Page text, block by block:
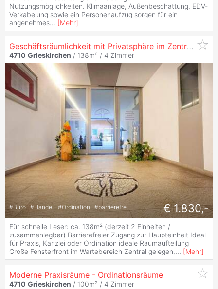
Nutzungsmöglichkeiten. Klimaanlage, Außenbeschattung, EDV-
Verkabelung sowie ein Personenaufzug sorgen für ein
angenehmes... [Mehr]
Geschäftsräumlichkeit mit Privatsphäre im Zentrum
4710 Grieskirchen / 138m² / 4 Zimmer
#Büro #Handel #Ordination #barrierefrei € 1.830,-
Für schnelle Leser: ca. 138m² (derzeit 2 Einheiten /
zusammenlegbar) Barrierefreier Zugang zur Haupteinheit Ideal
für Praxis, Kanzlei oder Ordination ideale Raumaufteilung
Große Fensterfront im Wartebereich Zentral gelegen,... [Mehr]
Moderne Praxisräume - Ordinationsräume
4710 Grieskirchen / 100m² / 4 Zimmer